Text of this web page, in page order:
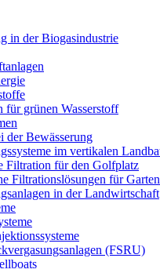
in der Biogasindustrie
für grünen Wasserstoff
der Bewässerung
im vertikalen
Filtration für den Golfplatz
Filtrationslösungen für
in der Landwirtschaft
(FSRU)